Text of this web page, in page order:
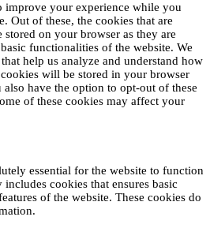
improve your experience while you
Out of these, the cookies that are
stored on your browser as they are
functionalities of the website. We
help us analyze and understand how
will be stored in your browser
have the option to opt-out of these
of these cookies may affect your
essential for the website to function
cookies that ensures basic
of the website. These cookies do